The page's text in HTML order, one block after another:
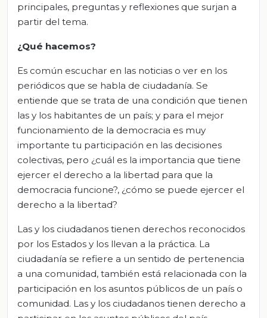
principales, preguntas y reflexiones que surjan a
partir del tema.
¿Qué hacemos?
Es común escuchar en las noticias o ver en los
periódicos que se habla de ciudadanía. Se
entiende que se trata de una condición que tienen
las y los habitantes de un país; y para el mejor
funcionamiento de la democracia es muy
importante tu participación en las decisiones
colectivas, pero ¿cuál es la importancia que tiene
ejercer el derecho a la libertad para que la
democracia funcione?, ¿cómo se puede ejercer el
derecho a la libertad?
Las y los ciudadanos tienen derechos reconocidos
por los Estados y los llevan a la práctica. La
ciudadanía se refiere a un sentido de pertenencia
a una comunidad, también está relacionada con la
participación en los asuntos públicos de un país o
comunidad. Las y los ciudadanos tienen derecho a